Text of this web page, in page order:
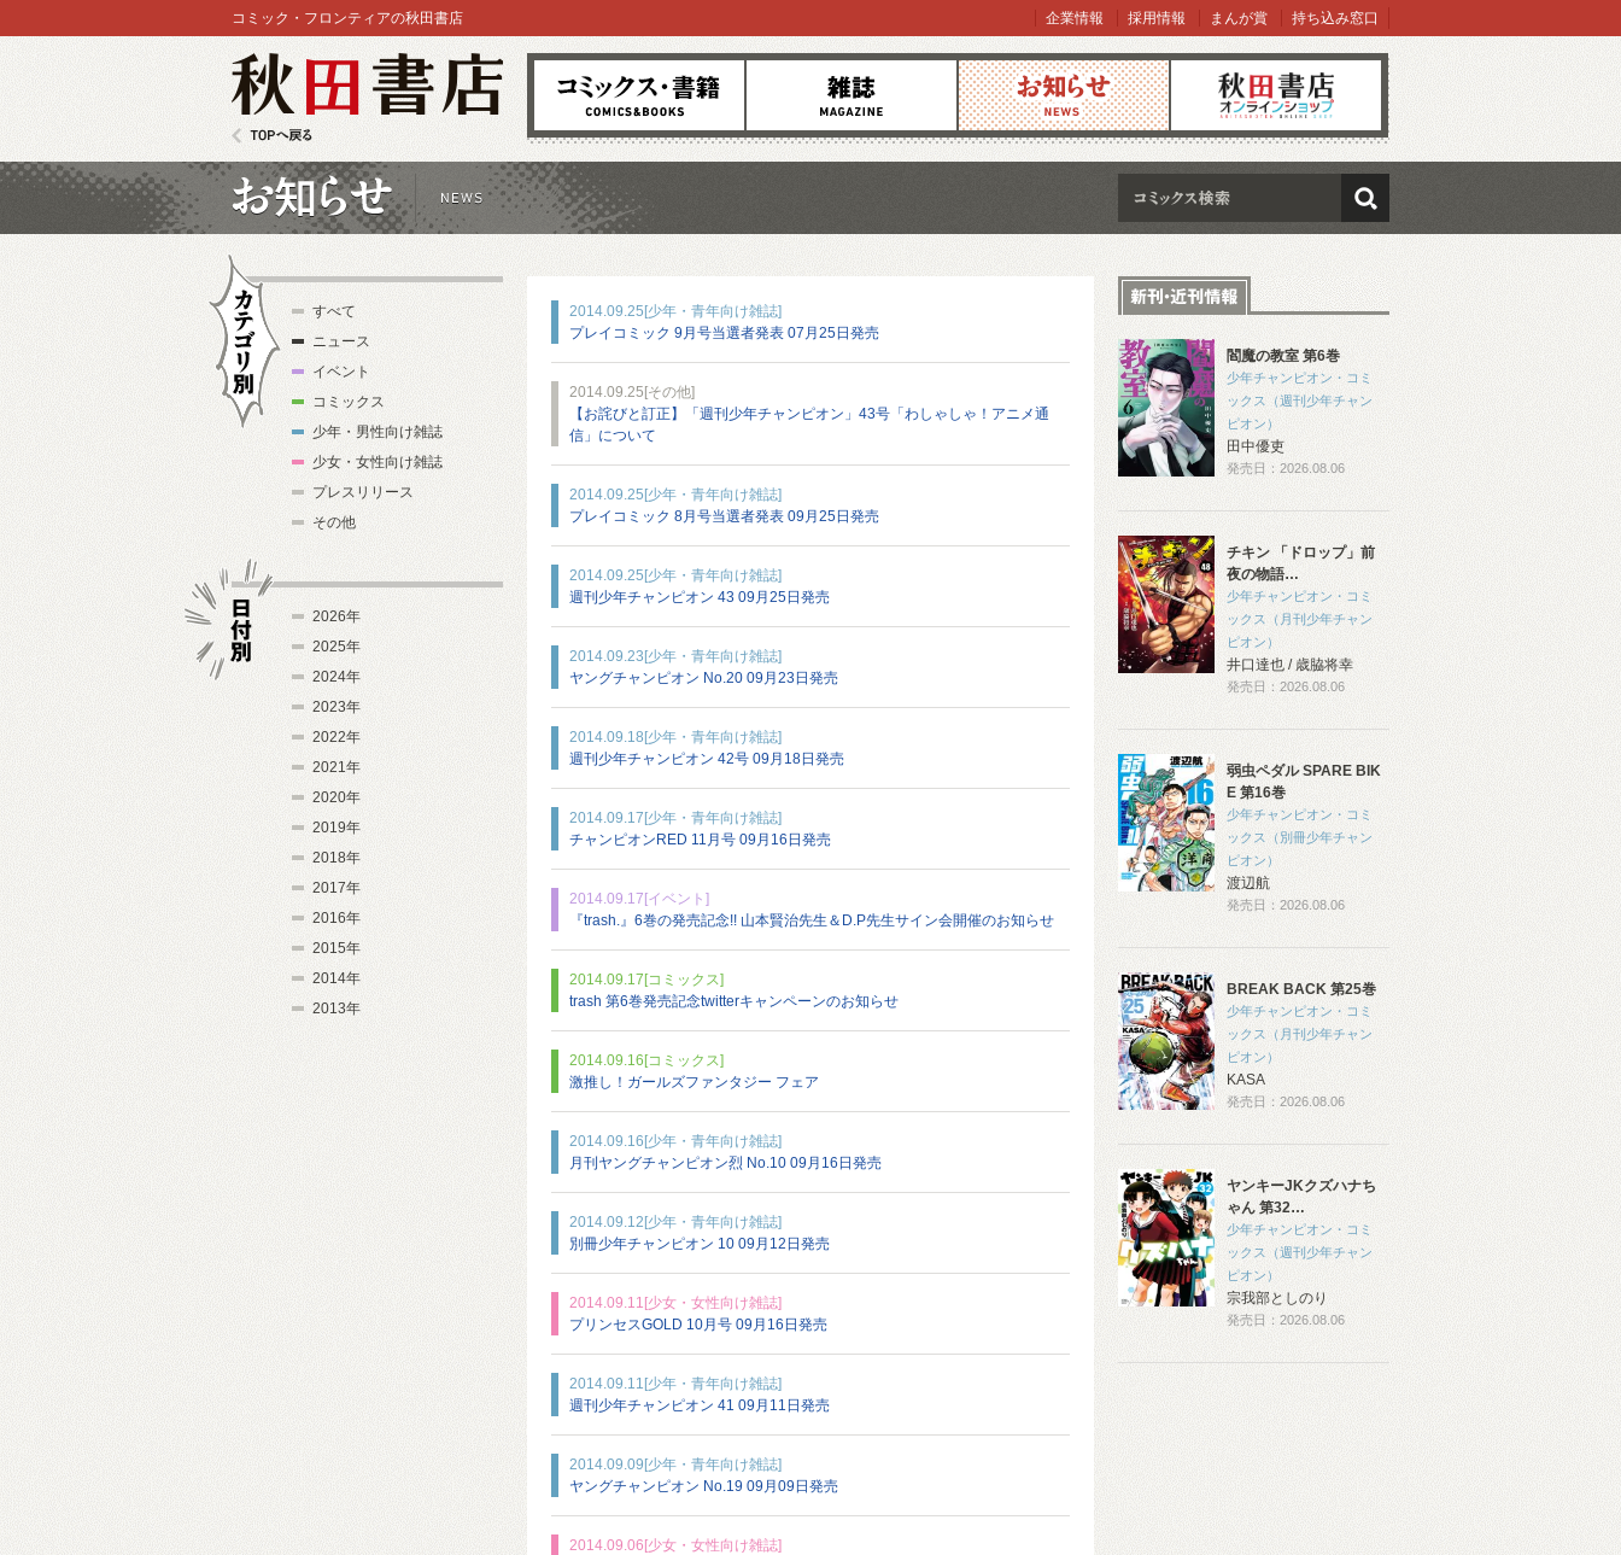
コミックス 雑誌 お知らせ オンラインショップ
コミック・フロンティアの秋田書店 企業情報 採用情報 まんが賞 持ち込み窓口
検索
2014.09.25 [少年・青年向け雑誌]
プレイコミック 9月号当選者発表 07月25日発売
2014.09.25 [その他]
【お詫びと訂正】「週刊少年チャンピオン」43号「わしゃしゃ！アニメ通
信」について
2014.09.25 [少年・青年向け雑誌]
プレイコミック 8月号当選者発表 09月25日発売
2014.09.25 [少年・青年向け雑誌]
週刊少年チャンピオン 43 09月25日発売
2014.09.23 [少年・青年向け雑誌]
ヤングチャンピオン No.20 09月23日発売
2014.09.18 [少年・青年向け雑誌]
週刊少年チャンピオン 42号 09月18日発売
2014.09.17 [少年・青年向け雑誌]
チャンピオンRED 11月号 09月16日発売
2014.09.17 [イベント]
『trash.』6巻の発売記念!! 山本賢治先生＆D.P先生サイン会開催のお知らせ
2014.09.17 [コミックス]
trash 第6巻発売記念twitterキャンペーンのお知らせ
2014.09.16 [コミックス]
激推し！ガールズファンタジー フェア
2014.09.16 [少年・青年向け雑誌]
月刊ヤングチャンピオン烈 No.10 09月16日発売
2014.09.12 [少年・青年向け雑誌]
別冊少年チャンピオン 10 09月12日発売
2014.09.11 [少女・女性向け雑誌]
プリンセスGOLD 10月号 09月16日発売
2014.09.11 [少年・青年向け雑誌]
週刊少年チャンピオン 41 09月11日発売
2014.09.09 [少年・青年向け雑誌]
ヤングチャンピオン No.19 09月09日発売
2014.09.06 [少女・女性向け雑誌]
閻魔の教室 第6巻
少年チャンピオン・コミ
ックス（週刊少年チャン
ピオン）
田中優吏
発売日：2026.08.06
チキン 「ドロップ」前
夜の物語…
少年チャンピオン・コミ
ックス（月刊少年チャン
ピオン）
井口達也 / 歳脇将幸
発売日：2026.08.06
弱虫ペダル SPARE BIK
E 第16巻
少年チャンピオン・コミ
ックス（別冊少年チャン
ピオン）
渡辺航
発売日：2026.08.06
BREAK BACK 第25巻
少年チャンピオン・コミ
ックス（月刊少年チャン
ピオン）
KASA
発売日：2026.08.06
ヤンキーJKクズハナち
ゃん 第32…
少年チャンピオン・コミ
ックス（週刊少年チャン
ピオン）
宗我部としのり
発売日：2026.08.06
すべて
ニュース
イベント
コミックス
少年・男性向け雑誌
少女・女性向け雑誌
プレスリリース
その他
2026年
2025年
2024年
2023年
2022年
2021年
2020年
2019年
2018年
2017年
2016年
2015年
2014年
2013年